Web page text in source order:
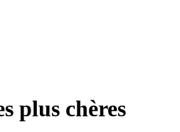
plus chères